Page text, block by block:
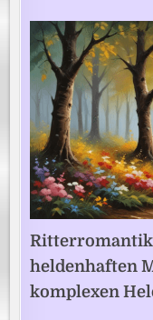
Ritterromantik
heldenhaften
komplexen